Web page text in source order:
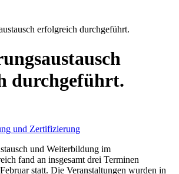
erfolgreich durchgeführt.
durchgeführt.
und Zertifizierung
und Weiterbildung im
fand an insgesamt drei Terminen
statt. Die Veranstaltungen wurden in